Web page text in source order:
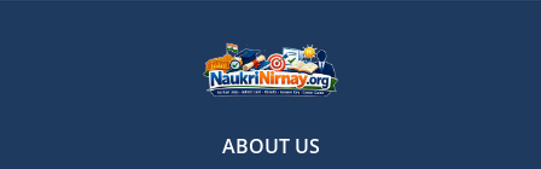
ABOUT US